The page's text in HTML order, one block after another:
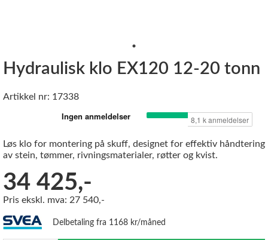
Hydraulisk klo EX120 12-20 tonn
Artikkel nr: 17338
Løs klo for montering på skuff, designet for effektiv håndtering
av stein, tømmer, rivningsmaterialer, røtter og kvist.
34 425,-
Pris ekskl. mva: 27 540,-
Delbetaling fra 1168 kr/måned